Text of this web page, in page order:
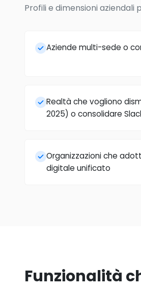
Profili e dimensioni
Aziende multi-sede o
Realtà che vogliono
2025) o consolidare
Organizzazioni che
digitale unificato
Funzionalità